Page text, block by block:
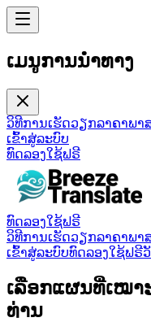
ເມນູການນຳທາງ
ວິທີການເຮັດວຽກລາຄາພາ
ເຂົ້າສູ່ລະບົບ
ທົດລອງໃຊ້ຟຣີ
ທົດລອງໃຊ້ຟຣີ
ວິທີການເຮັດວຽກລາຄາພາ
ເຂົ້າສູ່ລະບົບທົດລອງໃຊ້ຟຣີ
ເລືອກແຜນທີ່ເໝ
ທ່ານ